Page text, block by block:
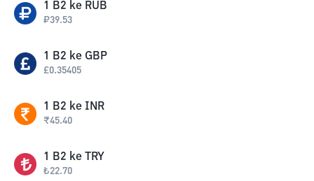
1 B2 ke RUB
₽39.53
1 B2 ke GBP
£0.35405
1 B2 ke INR
₹45.40
1 B2 ke TRY
₺22.70